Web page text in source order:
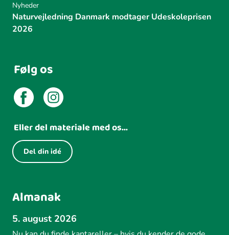
Nyheder
Naturvejledning Danmark modtager Udeskoleprisen
2026
Følg os
Eller del materiale med os...
Del din idé
Almanak
5. august 2026